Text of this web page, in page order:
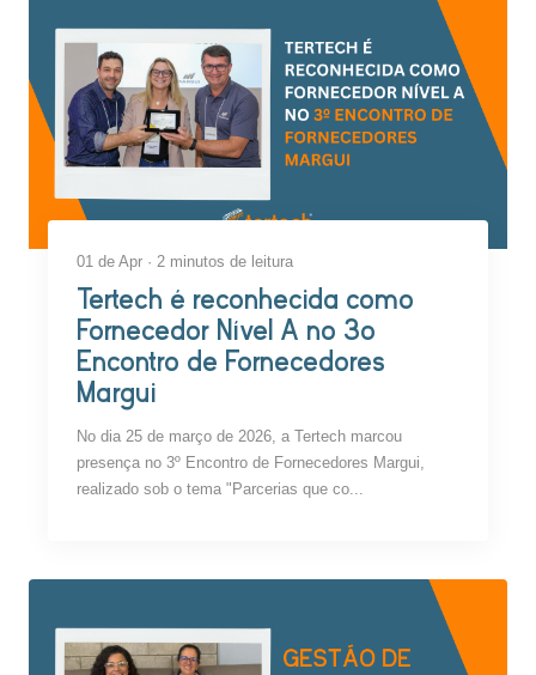
01 de Apr · 2 minutos de leitura
Tertech é reconhecida como
Fornecedor Nível A no 3o
Encontro de Fornecedores
Margui
No dia 25 de março de 2026, a Tertech marcou
presença no 3º Encontro de Fornecedores Margui,
realizado sob o tema "Parcerias que co...